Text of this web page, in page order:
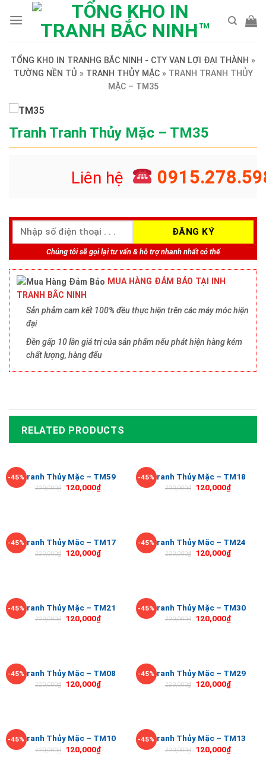
TỔNG KHO IN TRANHG BẮC NINH - CTY VẠN LỢI ĐẠI THÀNH »
TƯỜNG NỀN TỦ » TRANH THỦY MẶC» TRANH TRANH THỦY
MẶC – TM35
Tranh Tranh Thủy Mặc – TM35
Liên hệ
Chúng tôi sẽ gọi lại tư vấn & hỗ trợ nhanh nhất có thể
MUA HÀNG ĐẢM BẢO TẠI INH
TRANH BẮC NINH
Sản phảm cam kết 100% đều thực hiện trên các máy móc hiện
đại
Đền gấp 10 lần giá trị của sản phẩm nếu phát hiện hàng kém
chất lượng, hàng đểu
RELATED PRODUCTS
-45%Tranh Thủy Mặc – TM59
220,000₫ 120,000₫
-45%Tranh Thủy Mặc – TM18
220,000₫ 120,000₫
-45%Tranh Thủy Mặc – TM17
220,000₫ 120,000₫
-45%Tranh Thủy Mặc – TM24
220,000₫ 120,000₫
-45%Tranh Thủy Mặc – TM21
220,000₫ 120,000₫
-45%Tranh Thủy Mặc – TM30
220,000₫ 120,000₫
-45%Tranh Thủy Mặc – TM08
220,000₫ 120,000₫
-45%Tranh Thủy Mặc – TM29
220,000₫ 120,000₫
-45%Tranh Thủy Mặc – TM10
220,000₫ 120,000₫
-45%Tranh Thủy Mặc – TM13
220,000₫ 120,000₫